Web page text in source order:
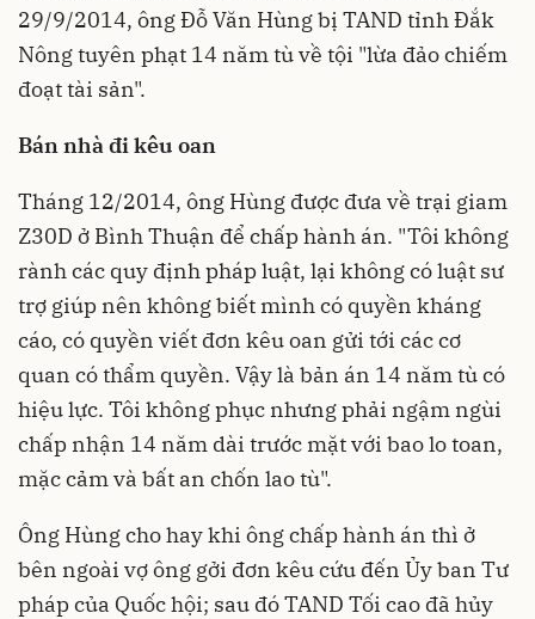
29/9/2014, ông Đỗ Văn Hùng bị TAND tỉnh Đắk
Nông tuyên phạt 14 năm tù về tội "lừa đảo chiếm
đoạt tài sản".
Bán nhà đi kêu oan
Tháng 12/2014, ông Hùng được đưa về trại giam
Z30D ở Bình Thuận để chấp hành án. "Tôi không
rành các quy định pháp luật, lại không có luật sư
trợ giúp nên không biết mình có quyền kháng
cáo, có quyền viết đơn kêu oan gửi tới các cơ
quan có thẩm quyền. Vậy là bản án 14 năm tù có
hiệu lực. Tôi không phục nhưng phải ngậm ngùi
chấp nhận 14 năm dài trước mặt với bao lo toan,
mặc cảm và bất an chốn lao tù".
Ông Hùng cho hay khi ông chấp hành án thì ở
bên ngoài vợ ông gởi đơn kêu cứu đến Ủy ban Tư
pháp của Quốc hội; sau đó TAND Tối cao đã hủy